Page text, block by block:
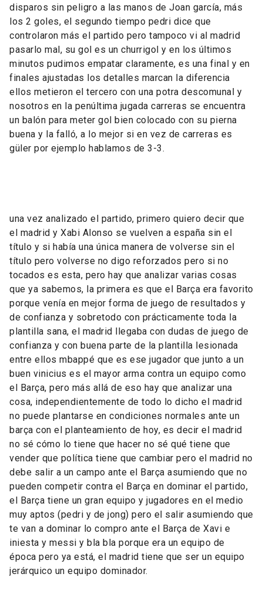
disparos sin peligro a las manos de Joan garcía, más
los 2 goles, el segundo tiempo pedri dice que
controlaron más el partido pero tampoco vi al madrid
pasarlo mal, su gol es un churrigol y en los últimos
minutos pudimos empatar claramente, es una final y en
finales ajustadas los detalles marcan la diferencia
ellos metieron el tercero con una potra descomunal y
nosotros en la penúltima jugada carreras se encuentra
un balón para meter gol bien colocado con su pierna
buena y la falló, a lo mejor si en vez de carreras es
güler por ejemplo hablamos de 3-3.
una vez analizado el partido, primero quiero decir que
el madrid y Xabi Alonso se vuelven a españa sin el
título y si había una única manera de volverse sin el
título pero volverse no digo reforzados pero si no
tocados es esta, pero hay que analizar varias cosas
que ya sabemos, la primera es que el Barça era favorito
porque venía en mejor forma de juego de resultados y
de confianza y sobretodo con prácticamente toda la
plantilla sana, el madrid llegaba con dudas de juego de
confianza y con buena parte de la plantilla lesionada
entre ellos mbappé que es ese jugador que junto a un
buen vinicius es el mayor arma contra un equipo como
el Barça, pero más allá de eso hay que analizar una
cosa, independientemente de todo lo dicho el madrid
no puede plantarse en condiciones normales ante un
barça con el planteamiento de hoy, es decir el madrid
no sé cómo lo tiene que hacer no sé qué tiene que
vender que política tiene que cambiar pero el madrid no
debe salir a un campo ante el Barça asumiendo que no
pueden competir contra el Barça en dominar el partido,
el Barça tiene un gran equipo y jugadores en el medio
muy aptos (pedri y de jong) pero el salir asumiendo que
te van a dominar lo compro ante el Barça de Xavi e
iniesta y messi y bla bla porque era un equipo de
época pero ya está, el madrid tiene que ser un equipo
jerárquico un equipo dominador.